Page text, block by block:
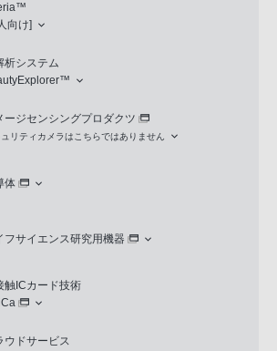
向け]
析システム
ージセンシングプロダクツ
リティカメラはこちらではありません
体
フサイエンス研究用機器
触ICカード技術
ウドサービス